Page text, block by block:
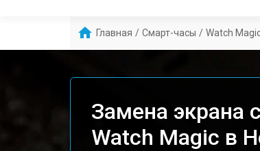
Главная / Смарт-часы / Watch
Замена экрана
Watch Magic в